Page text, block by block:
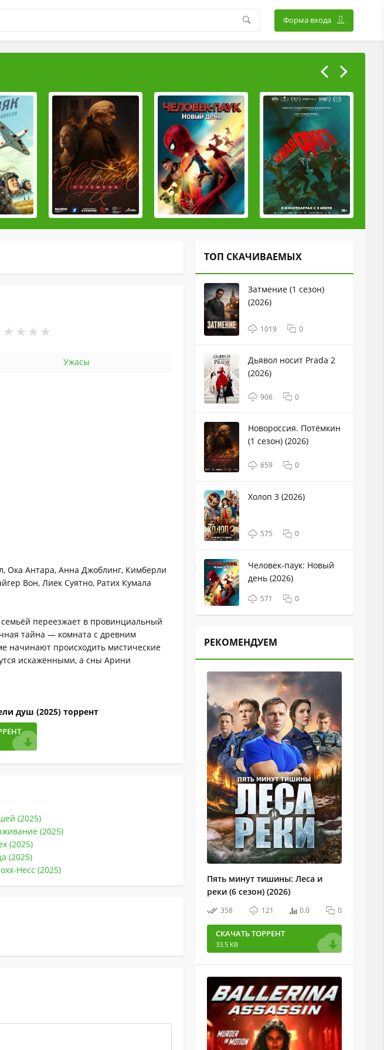
Форма входа
Ужасы
Ока Антара, Анна Джоблинг, Кимберли
Вон, Лиек Суятно, Ратих Кумала
переезжает в провинциальный
тайна — комната с древним
начинают происходить мистические
искажёнными, а сны Арини
душ (2025) торрент
(2025)
(2025)
(2025)
(2025)
Несс (2025)
ТОП СКАЧИВАЕМЫХ
Затмение (1 сезон)
(2026)
1019 0
Дьявол носит Prada 2
(2026)
906 0
Новороссия. Потёмкин
(1 сезон) (2026)
659 0
Холоп 3 (2026)
575 0
Человек-паук: Новый
день (2026)
571 0
РЕКОМЕНДУЕМ
Пять минут тишины: Леса и
реки (6 сезон) (2026)
358 121 0.0 0
СКАЧАТЬ ТОРРЕНТ
33.5 KB